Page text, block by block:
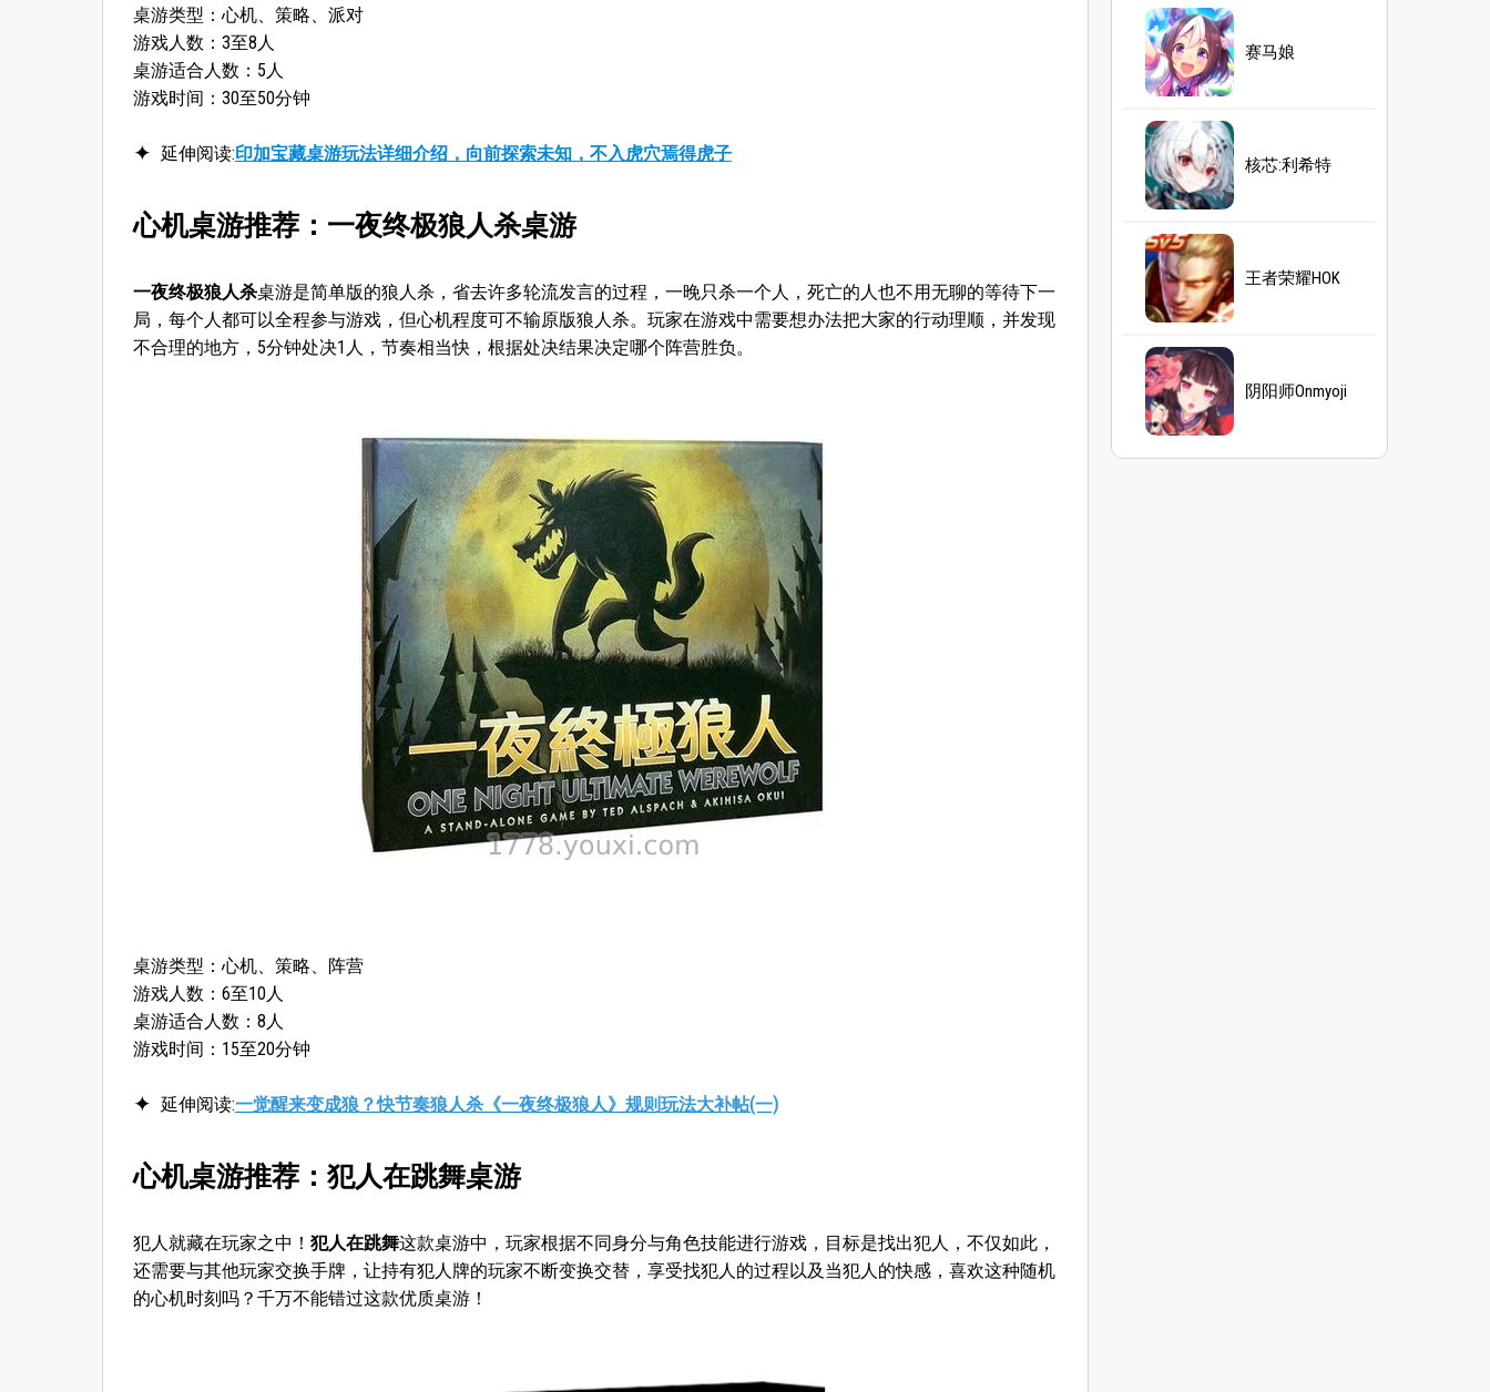
桌游类型：心机、策略、派对
游戏人数：3至8人
桌游适合人数：5人
游戏时间：30至50分钟
延伸阅读:印加宝藏桌游玩法详细介绍，向前探索未知，不入虎穴焉得虎子
心机桌游推荐：一夜终极狼人杀桌游
一夜终极狼人杀桌游是简单版的狼人杀，省去许多轮流发言的过程，一晚只杀一个人，死亡的人也不用无聊的等待下一
局，每个人都可以全程参与游戏，但心机程度可不输原版狼人杀。玩家在游戏中需要想办法把大家的行动理顺，并发现
不合理的地方，5分钟处决1人，节奏相当快，根据处决结果决定哪个阵营胜负。
桌游类型：心机、策略、阵营
游戏人数：6至10人
桌游适合人数：8人
游戏时间：15至20分钟
延伸阅读:一觉醒来变成狼？快节奏狼人杀《一夜终极狼人》规则玩法大补帖(一)
心机桌游推荐：犯人在跳舞桌游
犯人就藏在玩家之中！ 犯人在跳舞这款桌游中，玩家根据不同身分与角色技能进行游戏，目标是找出犯人，不仅如此，
还需要与其他玩家交换手牌，让持有犯人牌的玩家不断变换交替，享受找犯人的过程以及当犯人的快感，喜欢这种随机
的心机时刻吗？千万不能错过这款优质桌游！
赛马娘
核芯:利希特
王者荣耀HOK
阴阳师Onmyoji